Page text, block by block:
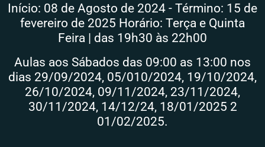
Início: 08 de Agosto de 2024 - Término: 15 de
fevereiro de 2025 Horário: Terça e Quinta
Feira | das 19h30 às 22h00
Aulas aos Sábados das 09:00 as 13:00 nos
dias 29/09/2024, 05/010/2024, 19/10/2024,
26/10/2024, 09/11/2024, 23/11/2024,
30/11/2024, 14/12/24, 18/01/2025 2
01/02/2025.